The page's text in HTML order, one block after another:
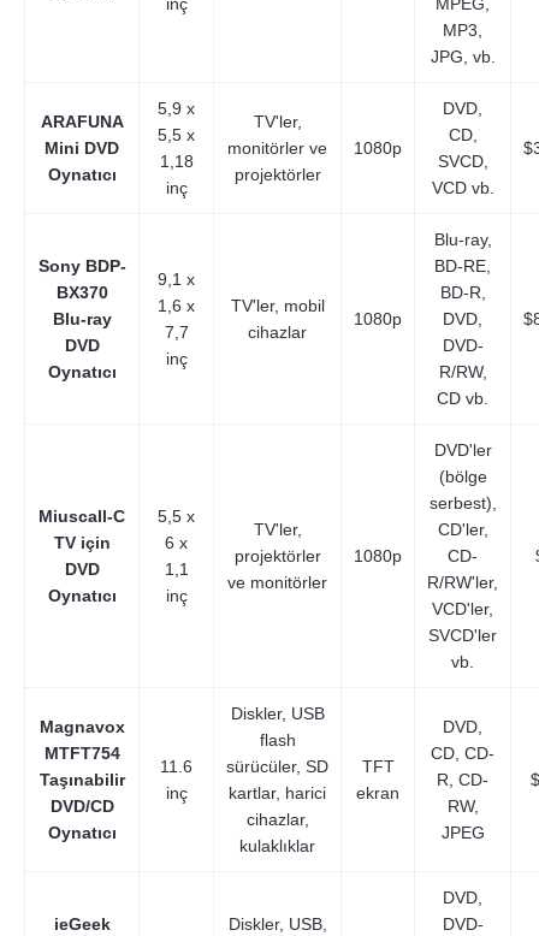
MP3,
JPG, vb.
ARAFUNA
Mini DVD
Oynatıcı
5,9 x
5,5 x
1,18
inç
TV'ler,
monitörler ve
projektörler
1080p
DVD,
CD,
SVCD,
VCD vb.
Sony BDP-
BX370
Blu-ray
DVD
Oynatıcı
9,1 x
1,6 x
7,7
inç
TV'ler, mobil
cihazlar
1080p
Blu-ray,
BD-RE,
BD-R,
DVD,
DVD-
R/RW,
CD vb.
Miuscall-C
TV için
DVD
Oynatıcı
5,5 x
6 x
1,1
inç
TV'ler,
projektörler
ve monitörler
1080p
DVD'ler
(bölge
serbest),
CD'ler,
CD-
R/RW'ler,
VCD'ler,
SVCD'ler
vb.
Magnavox
MTFT754
Taşınabilir
DVD/CD
Oynatıcı
11.6
inç
Diskler, USB
flash
sürücüler, SD
kartlar, harici
cihazlar,
kulaklıklar
TFT
ekran
DVD,
CD, CD-
R, CD-
RW,
JPEG
ieGeek
Diskler, USB,
DVD,
DVD-